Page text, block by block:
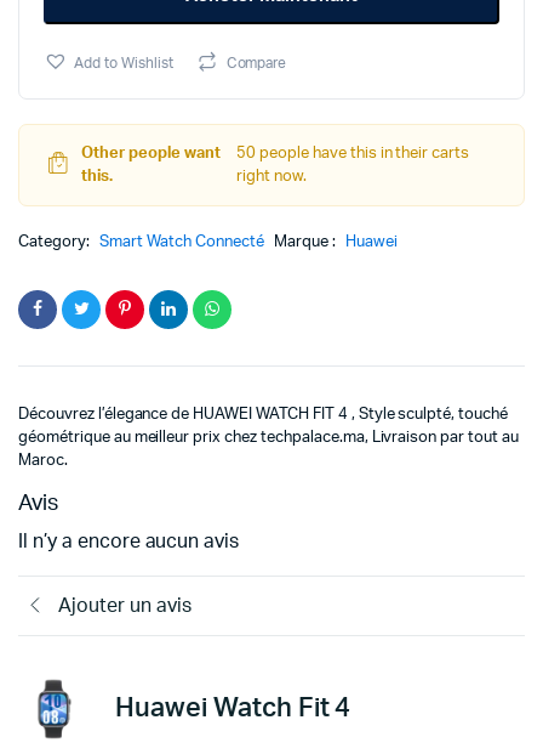
était :
1599د.م..
est :
1479د.م..
Add to Wishlist Compare
Other people want
this.
50 people have this in their carts
right now.
Category: Smart Watch Connecté Marque : Huawei
Découvrez l’élegance de HUAWEI WATCH FIT 4 , Style sculpté, touché
géométrique au meilleur prix chez techpalace.ma, Livraison par tout au
Maroc.
Avis
Il n’y a encore aucun avis
Ajouter un avis
Huawei Watch Fit 4